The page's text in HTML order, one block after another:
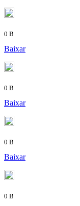
0 B
Baixar
0 B
Baixar
0 B
Baixar
0 B